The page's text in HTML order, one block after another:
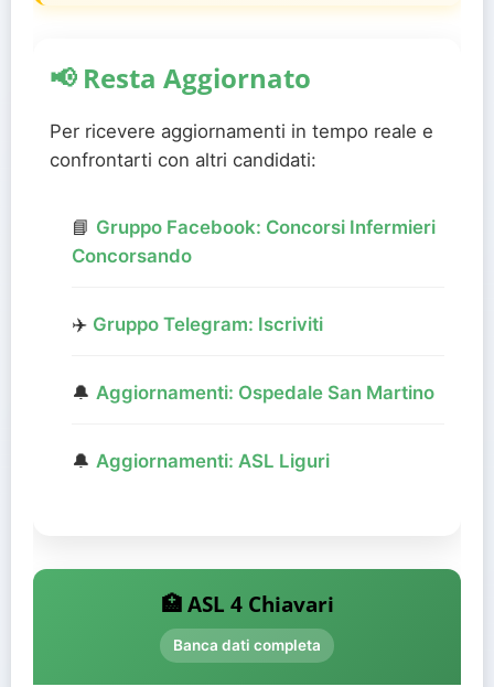
📢 Resta Aggiornato
Per ricevere aggiornamenti in tempo reale e
confrontarti con altri candidati:
📘 Gruppo Facebook: Concorsi Infermieri
Concorsando
✈️ Gruppo Telegram: Iscriviti
🔔 Aggiornamenti: Ospedale San Martino
🔔 Aggiornamenti: ASL Liguri
🏥 ASL 4 Chiavari
Banca dati completa